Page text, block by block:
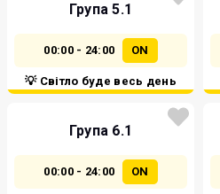
Група 5.1
00:00 - 24:00 ON
💡 Світло буде весь день
Група 6.1
00:00 - 24:00 ON